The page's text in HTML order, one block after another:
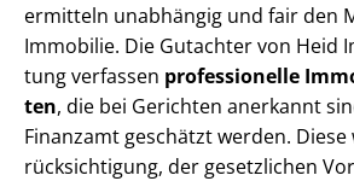
ermitteln unabhängig und fair den
Immobilie. Die Gutachter von Heid
tung verfassen professionelle
ten, die bei Gerichten anerkannt
Finanzamt geschätzt werden.
rück­sich­ti­gung, der gesetzlichen